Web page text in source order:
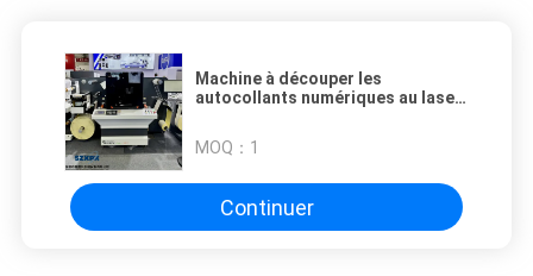
Machine à découper les
autocollants numériques au laser
illimitée
MOQ： 1
Continuer